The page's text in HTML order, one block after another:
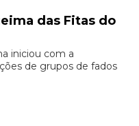
das Fitas do
iniciou com a
de grupos de fados